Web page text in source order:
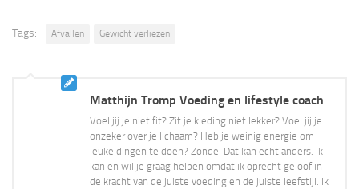
Tags: Afvallen Gewicht verliezen
Matthijn Tromp Voeding en lifestyle coach
Voel jij je niet fit? Zit je kleding niet lekker? Voel jij je
onzeker over je lichaam? Heb je weinig energie om
leuke dingen te doen? Zonde! Dat kan echt anders. Ik
kan en wil je graag helpen omdat ik oprecht geloof in
de kracht van de juiste voeding en de juiste leefstijl. Ik